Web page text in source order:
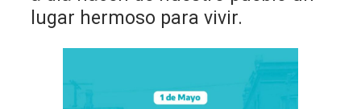
lugar hermoso para vivir.